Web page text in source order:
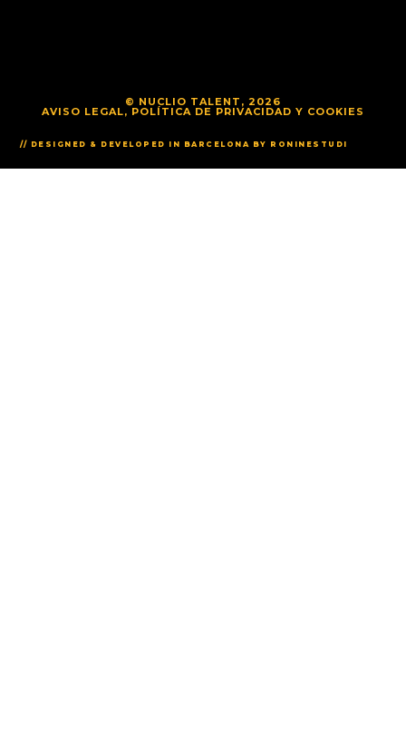
© NUCLIO TALENT, 2026
AVISO LEGAL, POLÍTICA DE PRIVACIDAD Y COOKIES
// DESIGNED & DEVELOPED IN BARCELONA BY RONINESTUDI